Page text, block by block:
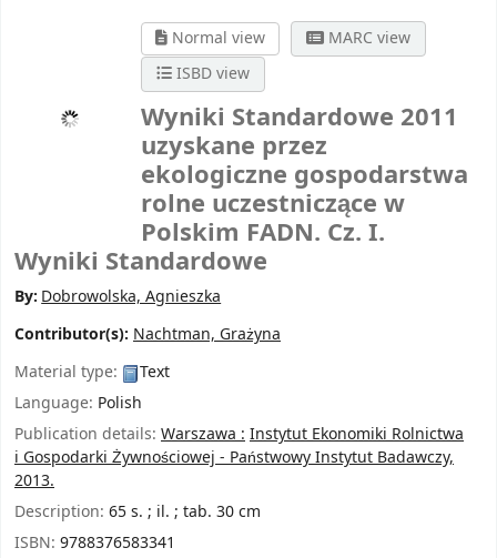
Normal view
MARC view
ISBD view
Wyniki Standardowe 2011
uzyskane przez
ekologiczne gospodarstwa
rolne uczestniczące w
Polskim FADN. Cz. I.
Wyniki Standardowe
By: Dobrowolska, Agnieszka
Contributor(s): Nachtman, Grażyna
Material type:
Text
Language: Polish
Publication details: Warszawa :Instytut Ekonomiki Rolnictwa
i Gospodarki Żywnościowej - Państwowy Instytut Badawczy,
2013.
Description: 65 s. ; il. ; tab. 30 cm
ISBN: 9788376583341